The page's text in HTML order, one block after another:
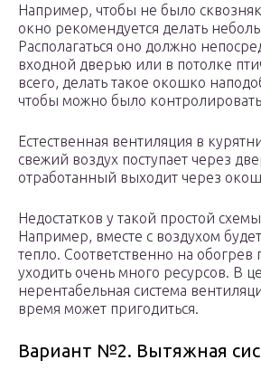
Например, чтобы не было
окно рекомендуется делать
Располагаться оно должно
входной дверью или в потолке
всего, делать такое окошко
чтобы можно было контролировать
Естественная вентиляция в
свежий воздух поступает через
отработанный выходит через
Недостатков у такой простой
Например, вместе с воздухом
тепло. Соответственно на обогрев
уходить очень много ресурсов. В
нерентабельная система
время может пригодиться.
Вариант №2. Вытяжная